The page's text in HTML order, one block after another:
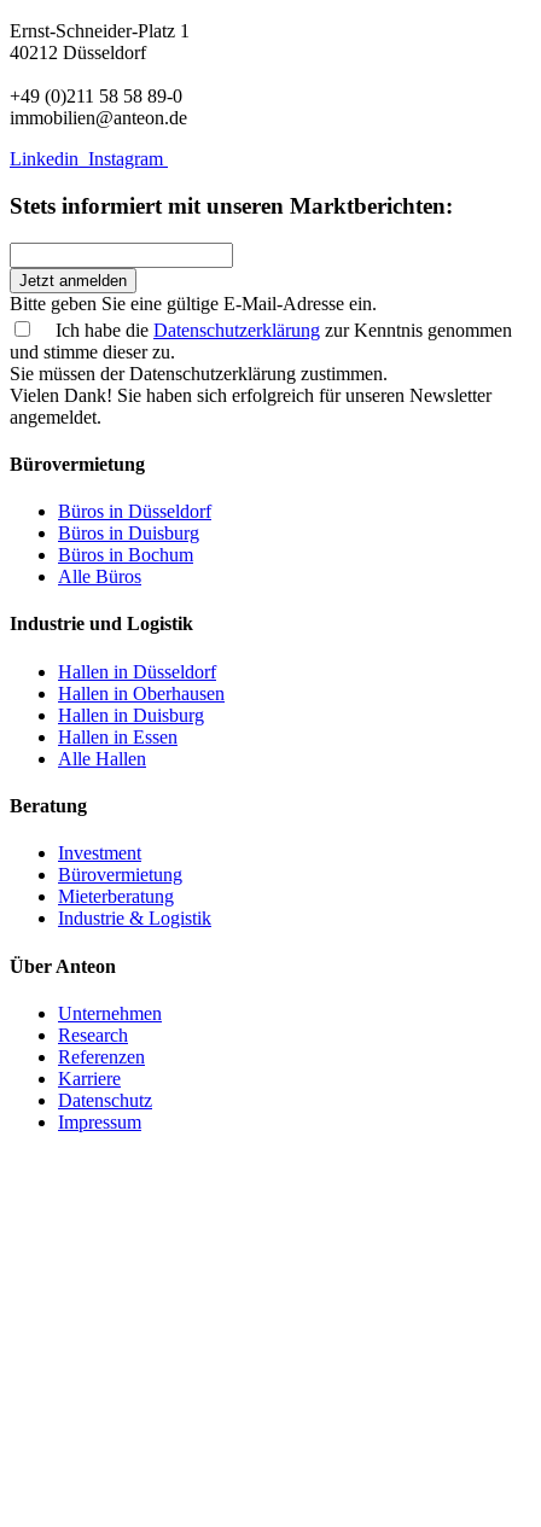
Ernst-Schneider-Platz 1
40212 Düsseldorf
+49 (0)211 58 58 89-0
immobilien@anteon.de
Linkedin Instagram
Stets informiert mit unseren Marktberichten:
Jetzt anmelden
Bitte geben Sie eine gültige E-Mail-Adresse ein.
Ich habe die Datenschutzerklärung zur Kenntnis genommen
und stimme dieser zu.
Sie müssen der Datenschutzerklärung zustimmen.
Vielen Dank! Sie haben sich erfolgreich für unseren Newsletter
angemeldet.
Bürovermietung
Büros in Düsseldorf
Büros in Duisburg
Büros in Bochum
Alle Büros
Industrie und Logistik
Hallen in Düsseldorf
Hallen in Oberhausen
Hallen in Duisburg
Hallen in Essen
Alle Hallen
Beratung
Investment
Bürovermietung
Mieterberatung
Industrie & Logistik
Über Anteon
Unternehmen
Research
Referenzen
Karriere
Datenschutz
Impressum